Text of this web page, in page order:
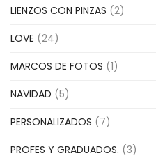
LIENZOS CON PINZAS (2)
LOVE (24)
MARCOS DE FOTOS (1)
NAVIDAD (5)
PERSONALIZADOS (7)
PROFES Y GRADUADOS. (3)